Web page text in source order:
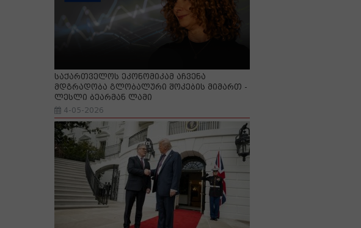
საქართველოს ეკონომიკამ აჩვენა
მდგრადობა გლობალური შოკების მიმართ -
ლესლი ბეარმან ლამი
4-05-2026